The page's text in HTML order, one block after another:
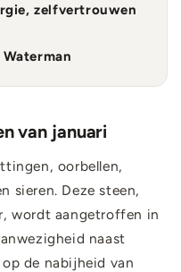
zelfvertrouwen
van januari
oorbellen,
sieren. Deze steen,
wordt aangetroffen in
naast
de nabijheid van